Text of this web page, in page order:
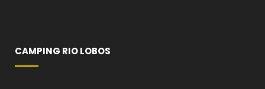
CAMPING RIO LOBOS